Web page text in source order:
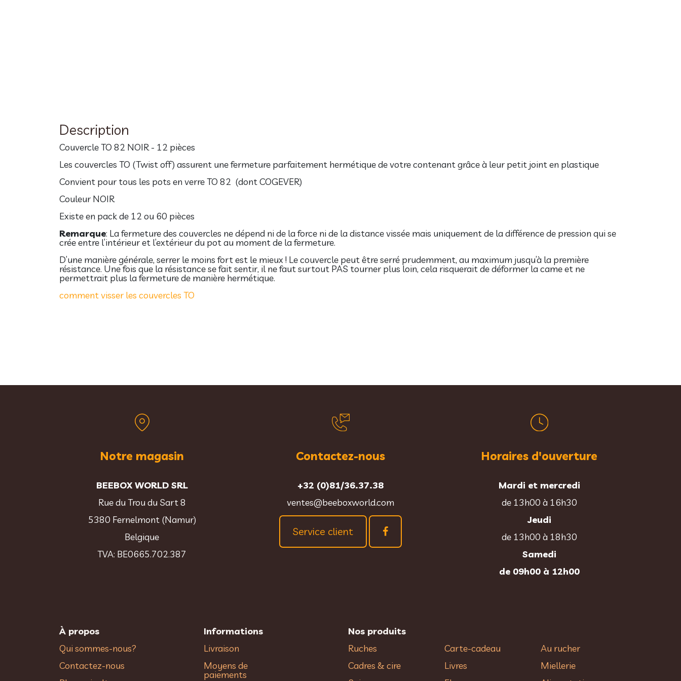
Description
Couvercle TO 82 NOIR - 12 pièces
Les couvercles TO (Twist off) assurent une fermeture parfaitement hermétique de votre contenant grâce à leur petit joint en plastique
Convient pour tous les pots en verre TO 82 (dont COGEVER)
Couleur NOIR
Existe en pack de 12 ou 60 pièces
Remarque: La fermeture des couvercles ne dépend ni de la force ni de la distance vissée mais uniquement de la différence de pression qui se
crée entre l’intérieur et l’extérieur du pot au moment de la fermeture.
D’une manière générale, serrer le moins fort est le mieux ! Le couvercle peut être serré prudemment, au maximum jusqu’à la première
résistance. Une fois que la résistance se fait sentir, il ne faut surtout PAS tourner plus loin, cela risquerait de déformer la came et ne
permettrait plus la fermeture de manière hermétique.
comment visser les couvercles TO
Notre magasin
BEEBOX WORLD SRL
Rue du Trou du Sart 8
5380 Fernelmont (Namur)
Belgique
TVA: BE0665.702.387
Contactez-nous
+32 (0)81/36.37.38
ventes@beeboxworld.com
Service client
Horaires d'ouverture
Mardi et mercredi
de 13h00 à 16h30
Jeudi
de 13h00 à 18h30
Samedi
de 09h00 à 12h00
À propos
Qui sommes-nous?
Contactez-nous
Informations
Livraison
Moyens de
paiements
Nos produits
Ruches
Cadres & cire
Carte-cadeau
Livres
Au rucher​
Miellerie